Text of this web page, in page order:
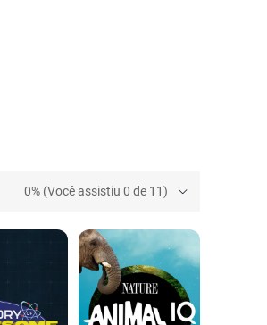
0% (Você assistiu 0 de 11)